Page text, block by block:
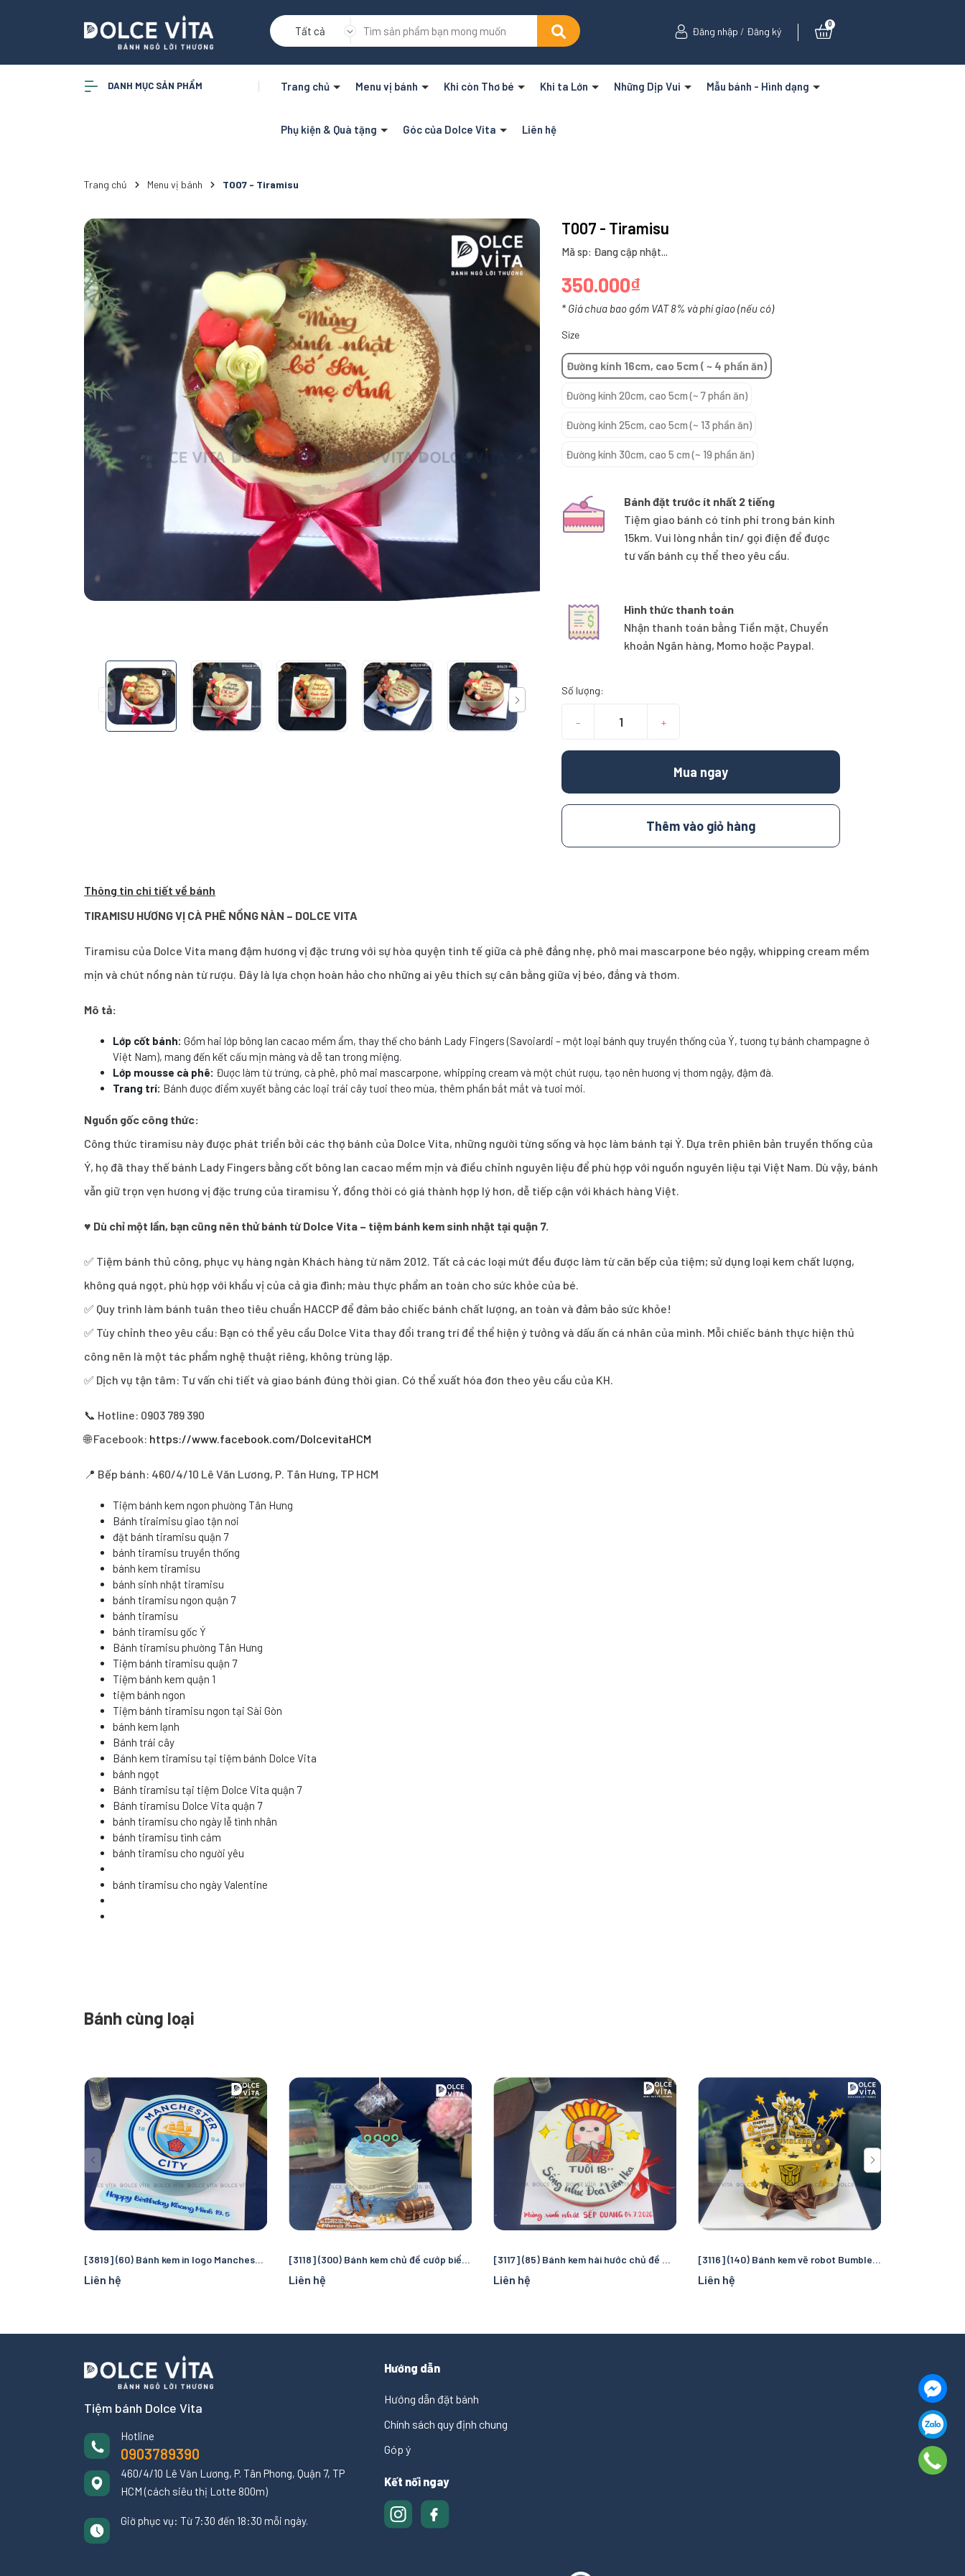
Tất cả Đăng nhập / Đăng ký
0
DANH MỤC SẢN PHẨM Trang chủ Menu vị bánh Khi còn Thơ bé Khi ta Lớn Những Dịp Vui Mẫu bánh - Hình dạng
Phụ kiện & Quà tặng Góc của Dolce Vita Liên hệ
Trang chủ Menu vị bánh T007 - Tiramisu
T007 - Tiramisu
Mã sp: Đang cập nhật...
350.000₫
* Giá chưa bao gồm VAT 8% và phí giao (nếu có)
Size
Đường kính 16cm, cao 5cm ( ~ 4 phần ăn)
Đường kính 20cm, cao 5cm (~ 7 phần ăn)
Đường kính 25cm, cao 5cm (~ 13 phần ăn)
Đường kính 30cm, cao 5 cm (~ 19 phần ăn)
Bánh đặt trước ít nhất 2 tiếng
Tiệm giao bánh có tính phí trong bán kính
15km. Vui lòng nhắn tin/ gọi điện để được
tư vấn bánh cụ thể theo yêu cầu.
Hình thức thanh toán
Nhận thanh toán bằng Tiền mặt, Chuyển
khoản Ngân hàng, Momo hoặc Paypal.
Số lượng:
– +
Mua ngay
Thêm vào giỏ hàng
Thông tin chi tiết về bánh
TIRAMISU HƯƠNG VỊ CÀ PHÊ NỒNG NÀN – DOLCE VITA
Tiramisu của Dolce Vita mang đậm hương vị đặc trưng với sự hòa quyện tinh tế giữa cà phê đắng nhẹ, phô mai mascarpone béo ngậy, whipping cream mềm
mịn và chút nồng nàn từ rượu. Đây là lựa chọn hoàn hảo cho những ai yêu thích sự cân bằng giữa vị béo, đắng và thơm.
Mô tả:
Lớp cốt bánh: Gồm hai lớp bông lan cacao mềm ẩm, thay thế cho bánh Lady Fingers (Savoiardi – một loại bánh quy truyền thống của Ý, tương tự bánh champagne ở
Việt Nam), mang đến kết cấu mịn màng và dễ tan trong miệng.
Lớp mousse cà phê: Được làm từ trứng, cà phê, phô mai mascarpone, whipping cream và một chút rượu, tạo nên hương vị thơm ngậy, đậm đà.
Trang trí: Bánh được điểm xuyết bằng các loại trái cây tươi theo mùa, thêm phần bắt mắt và tươi mới.
Nguồn gốc công thức:
Công thức tiramisu này được phát triển bởi các thợ bánh của Dolce Vita, những người từng sống và học làm bánh tại Ý. Dựa trên phiên bản truyền thống của
Ý, họ đã thay thế bánh Lady Fingers bằng cốt bông lan cacao mềm mịn và điều chỉnh nguyên liệu để phù hợp với nguồn nguyên liệu tại Việt Nam. Dù vậy, bánh
vẫn giữ trọn vẹn hương vị đặc trưng của tiramisu Ý, đồng thời có giá thành hợp lý hơn, dễ tiếp cận với khách hàng Việt.
♥ Dù chỉ một lần, bạn cũng nên thử bánh từ Dolce Vita – tiệm bánh kem sinh nhật tại quận 7.
✅ Tiệm bánh thủ công, phục vụ hàng ngàn Khách hàng từ năm 2012. Tất cả các loại mứt đều được làm từ căn bếp của tiệm; sử dụng loại kem chất lượng,
không quá ngọt, phù hợp với khẩu vị của cả gia đình; màu thực phẩm an toàn cho sức khỏe của bé.
✅ Quy trình làm bánh tuân theo tiêu chuẩn HACCP để đảm bảo chiếc bánh chất lượng, an toàn và đảm bảo sức khỏe!
✅ Tùy chỉnh theo yêu cầu: Bạn có thể yêu cầu Dolce Vita thay đổi trang trí để thể hiện ý tưởng và dấu ấn cá nhân của mình. Mỗi chiếc bánh thực hiện thủ
công nên là một tác phẩm nghệ thuật riêng, không trùng lặp.
✅ Dịch vụ tận tâm: Tư vấn chi tiết và giao bánh đúng thời gian. Có thể xuất hóa đơn theo yêu cầu của KH.
📞 Hotline: 0903 789 390
🌐 Facebook: https://www.facebook.com/DolcevitaHCM
📍 Bếp bánh: 460/4/10 Lê Văn Lương, P. Tân Hưng, TP HCM
Tiệm bánh kem ngon phường Tân Hưng
Bánh tiraimisu giao tận nơi
đặt bánh tiramisu quận 7
bánh tiramisu truyền thống
bánh kem tiramisu
bánh sinh nhật tiramisu
bánh tiramisu ngon quận 7
bánh tiramisu
bánh tiramisu gốc Ý
Bánh tiramisu phường Tân Hưng
Tiệm bánh tiramisu quận 7
Tiệm bánh kem quận 1
tiệm bánh ngon
Tiệm bánh tiramisu ngon tại Sài Gòn
bánh kem lạnh
Bánh trái cây
Bánh kem tiramisu tại tiệm bánh Dolce Vita
bánh ngọt
Bánh tiramisu tại tiệm Dolce Vita quận 7
Bánh tiramisu Dolce Vita quận 7
bánh tiramisu cho ngày lễ tình nhân
bánh tiramisu tình cảm
bánh tiramisu cho người yêu
bánh tiramisu cho ngày Valentine
Bánh cùng loại
[3819] (60) Bánh kem in logo Manchester City – Quà tặng sinh nhật hoàn hảo cho fan bóng đá
Liên hệ
[3118] (300) Bánh kem chủ đề cướp biển và đại dương – Chuyến truy tìm kho báu kỳ thú cho bé
Liên hệ
[3117] (85) Bánh kem hài hước chủ đề Thỏ Bảy Màu hóa Đường Tăng – Thiết kế "troll" bạn bè, đồng nghiệp
Liên hệ
[3116] (140) Bánh kem vẽ robot Bumblebee – Món quà cho fan Transformers
Liên hệ
Tiệm bánh Dolce Vita
Hotline
0903789390
460/4/10 Lê Văn Lương, P. Tân Phong, Quận 7, TP
HCM (cách siêu thị Lotte 800m)
Giờ phục vụ: Từ 7:30 đến 18:30 mỗi ngày.
Hướng dẫn
Hướng dẫn đặt bánh
Chính sách quy định chung
Góp ý
Kết nối ngay